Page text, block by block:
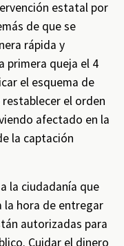
estatal por
de que se
rápida y
primera queja el 4
el esquema de
el orden
afectado en la
la captación
la ciudadanía que
la hora de entregar
autorizadas para
Cuidar el dinero